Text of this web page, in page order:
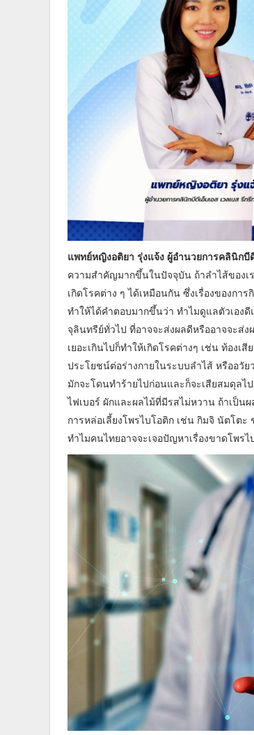
แพทย์หญิงอติยา รุ่งแจ้ง ผู้อำนวยการคลินิกบี
ความสำคัญมากขึ้นในปัจจุบัน ถ้าลำไส้ของเ
เกิดโรคต่าง ๆ ได้เหมือนกัน ซึ่งเรื่องของก
ทำให้ได้คำตอบมากขึ้นว่า ทำไมดูแลตัวเอง
จุลินทรีย์ทั่วไป ที่อาจจะส่งผลดีหรืออาจจะส่
เยอะเกินไปก็ทำให้เกิดโรคต่างๆ เช่น ท้อง
ประโยชน์ต่อร่างกายในระบบลำไส้ หรืออวั
มักจะโดนทำร้ายไปก่อนและก็จะเสียสมดุล
ไฟเบอร์ ผักและผลไม้ที่มีรสไม่หวาน ถ้าเป็น
การหล่อเลี้ยงโพรไบโอติก เช่น กิมจิ นัตโต
ทำไมคนไทยอาจจะเจอปัญหาเรื่องขาดโพร